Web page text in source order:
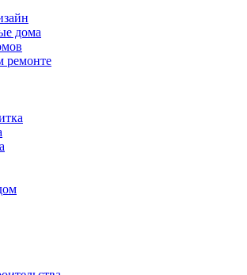
дома
ремонте